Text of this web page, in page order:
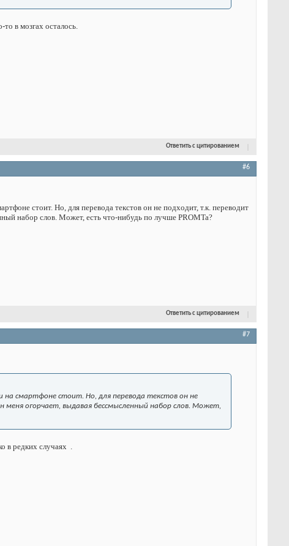
в мозгах осталось.
Ответить с цитированием
#6
стоит. Но, для перевода текстов он не подходит, т.к. переводит
набор слов. Может, есть что-нибудь по лучше PROMTa?
Ответить с цитированием
#7
на смартфоне стоит. Но, для перевода текстов он не
меня огорчает, выдавая бессмысленный набор слов. Может,
в редких случаях